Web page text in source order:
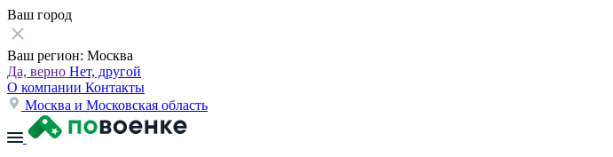
Ваш город
Ваш регион: Москва
Да, верно Нет, другой
О компании Контакты
Москва и Московская область